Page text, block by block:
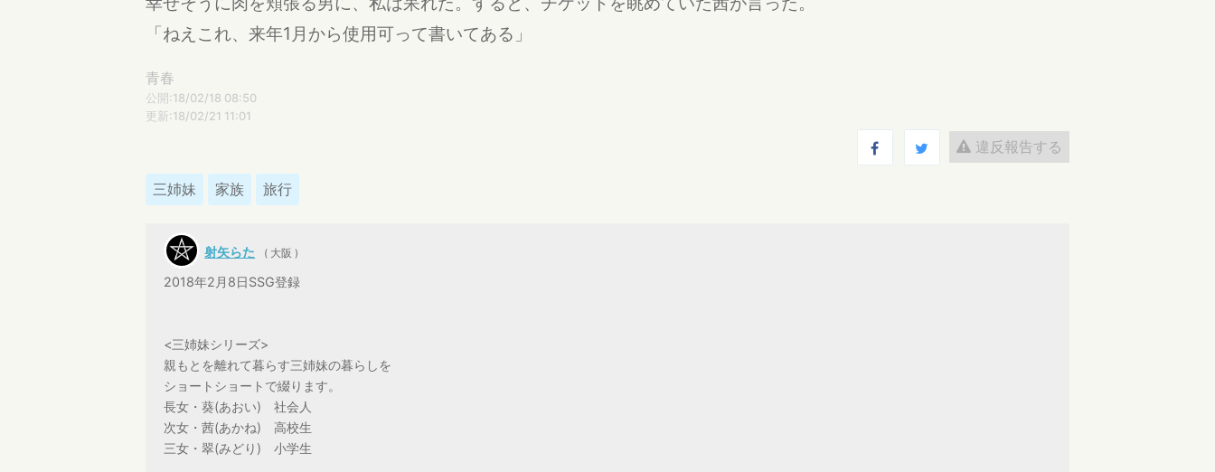
「ねえこれ、来年1月から使用可って書いてある」
青春
公開:18/02/18 08:50
更新:18/02/21 11:01
違反報告する
三姉妹 家族 旅行
射矢らた ( 大阪 )
2018年2月8日SSG登録
<三姉妹シリーズ>
親もとを離れて暮らす三姉妹の暮らしを
ショートショートで綴ります。
長女・葵(あおい) 社会人
次女・茜(あかね) 高校生
三女・翠(みどり) 小学生